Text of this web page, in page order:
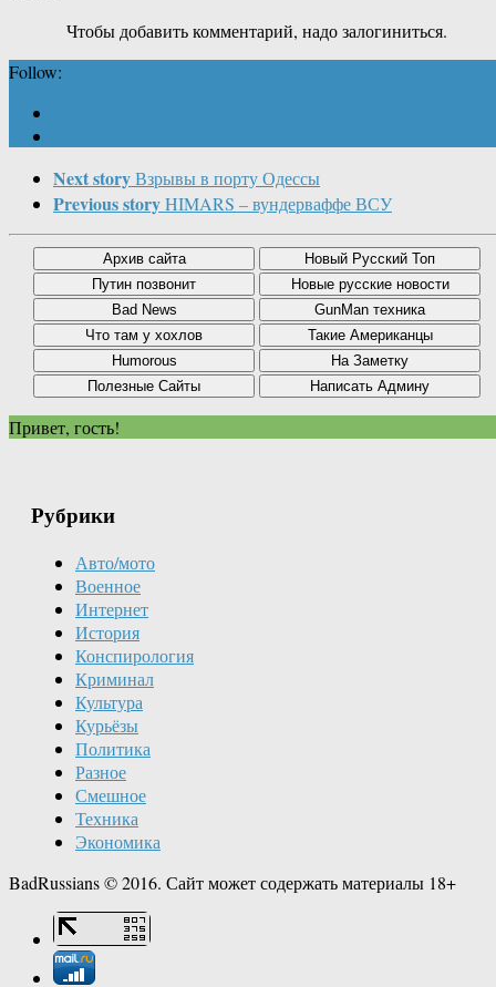
Чтобы добавить комментарий, надо залогиниться.
Follow:
Next storyВзрывы в порту Одессы
Previous storyHIMARS – вундерваффе ВСУ
Привет, гость!
Рубрики
Авто/мото
Военное
Интернет
История
Конспирология
Криминал
Культура
Курьёзы
Политика
Разное
Смешное
Техника
Экономика
BadRussians © 2016. Сайт может содержать материалы 18+